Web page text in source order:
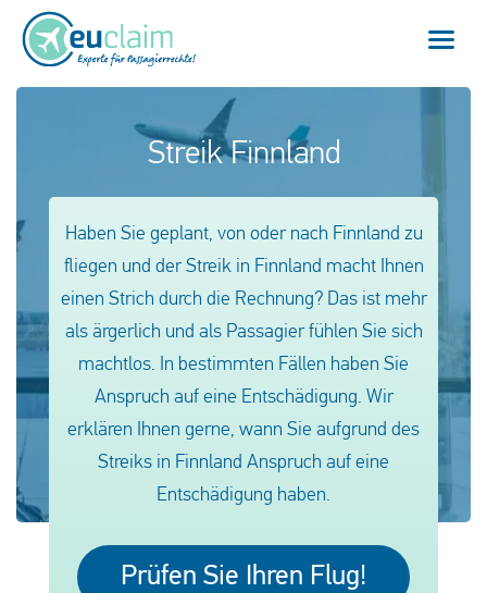
Neuigkeiten
Flugannullierung
Anschlussflug verpasst
EU-Fluggastrechte
Mein EUclaim
Streik Finnland
Haben Sie geplant, von oder nach Finnland zu
fliegen und der Streik in Finnland macht Ihnen
einen Strich durch die Rechnung? Das ist mehr
als ärgerlich und als Passagier fühlen Sie sich
machtlos. In bestimmten Fällen haben Sie
Anspruch auf eine Entschädigung. Wir
erklären Ihnen gerne, wann Sie aufgrund des
Streiks in Finnland Anspruch auf eine
Entschädigung haben.
Prüfen Sie Ihren Flug!